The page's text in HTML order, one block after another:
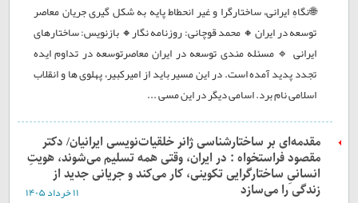
🌐نگاهِ ایرانی، ساختارگرا و غیر انحطاط پایه به شکل گیری جریان معاصر
توسعه در ایران 🔸 محمد قوچانی: روزنامه نگار🔸 بازنویس: ساختارهای
ایرانی 🔹 مسئله مندی توسعه در ایران معاصرتوسعه در تداوم ایده
تجدد پدید آمده است. در این مسیر باید از امیرکبیر، پهلوی ها و انقلاب
اسلامی نام برد. اسامی دیگر در این مسی ...
مقدمه‌ای بر ساختارشناسی ژانر خلقیات‌نویسی ایرانیان/ دکتر
مقصود فراستخواه : در ایران، وقتی همه تسلیم می‌شوند، هویتِ
انسانیِ ساختارگرایی تکوینی، کار می‌کند و جریانی جدید از
زندگی را می‌سازد ۱۱ خرداد ۱۴۰۵